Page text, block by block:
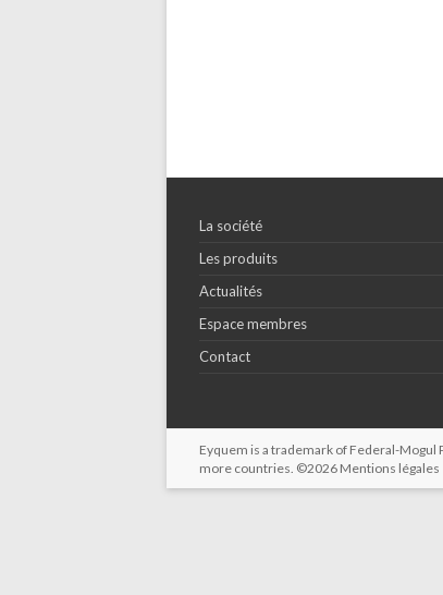
La société
Les produits
Actualités
Espace membres
Contact
Eyquem is a trademark of Federal-
more countries. ©2026 Mentions légales